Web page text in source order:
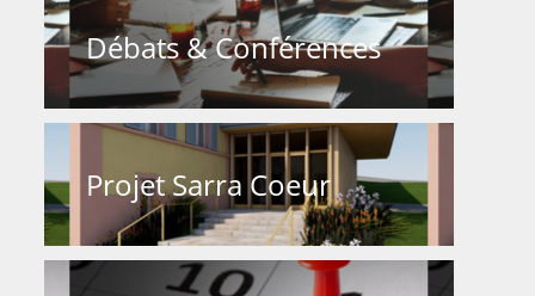
Débats & Conférences
Projet Sarra Coeur